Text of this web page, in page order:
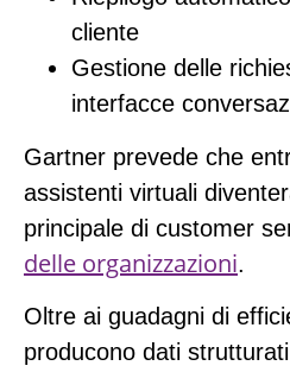
cliente
Gestione delle
interfacce
Gartner prevede che
assistenti virtuali
principale di customer
delle organizzazioni.
Oltre ai guadagni di
producono dati